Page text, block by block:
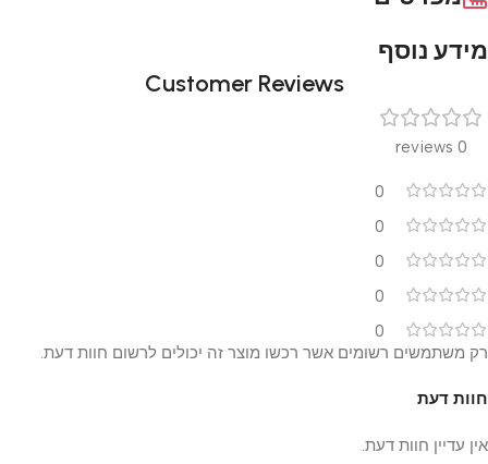
מידע נוסף
Customer Reviews
0 reviews
0
0
0
0
0
חוות דעת
אין עדיין חוות דעת.
רק משתמשים רשומים אשר רכשו מוצר זה יכולים לרשום חוות דעת.